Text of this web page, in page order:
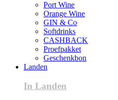
Port Wine
Orange Wine
GIN & Co
Softdrinks
CASHBACK
Proefpakket
Geschenkbon
Landen
In Landen